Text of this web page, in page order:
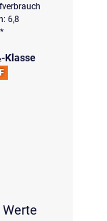
6,8
Klasse
F
Werte